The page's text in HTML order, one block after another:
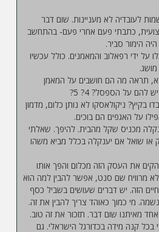
לעובדיה לא מעניינות. שום דבר
כתבתי פעם אחרי פעם- בהתחשב
הימור סביר.
על ידי רפאלוב והמאמנים. כולל עכשיו
תראה מה הם חושבים על המאמן
להם על הספסל? 4? 5?
בקיץ? ניקולאסקו לא נותן כלום, מדמון
על האגפים הם בוכים.
מכניס שקל מהבית. להיפך. שאלתי
או שואל אם יענקלה בכלל מביא משהו
את העסק הזה מכלום והפך אותו
מרוויח שם סנט, אפשר להבין למה הוא
הזה. יש דברים שעושים בשביל כסף
מי כמוך כאוהד צריך להבין את זה.
מאיתנו שום דבר. תזכור את זה טוב.
בכל קנה מידה בכדורגל הישראלי. גם